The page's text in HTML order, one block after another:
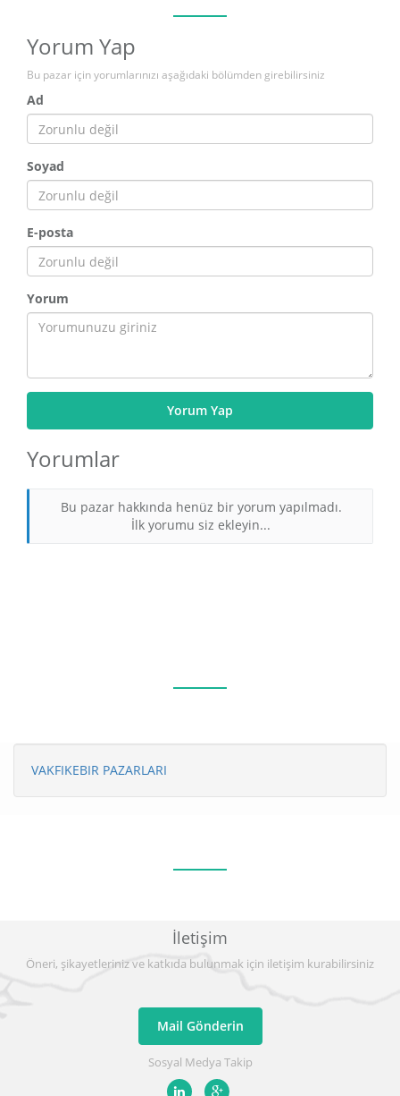
Yorum Yap
Bu pazar için yorumlarınızı aşağıdaki bölümden girebilirsiniz
Ad
Soyad
E-posta
Yorum
Yorum Yap
Yorumlar
Bu pazar hakkında henüz bir yorum yapılmadı.
İlk yorumu siz ekleyin...
VAKFIKEBIR PAZARLARI
İletişim
Öneri, şikayetleriniz ve katkıda bulunmak için iletişim kurabilirsiniz
Mail Gönderin
Sosyal Medya Takip